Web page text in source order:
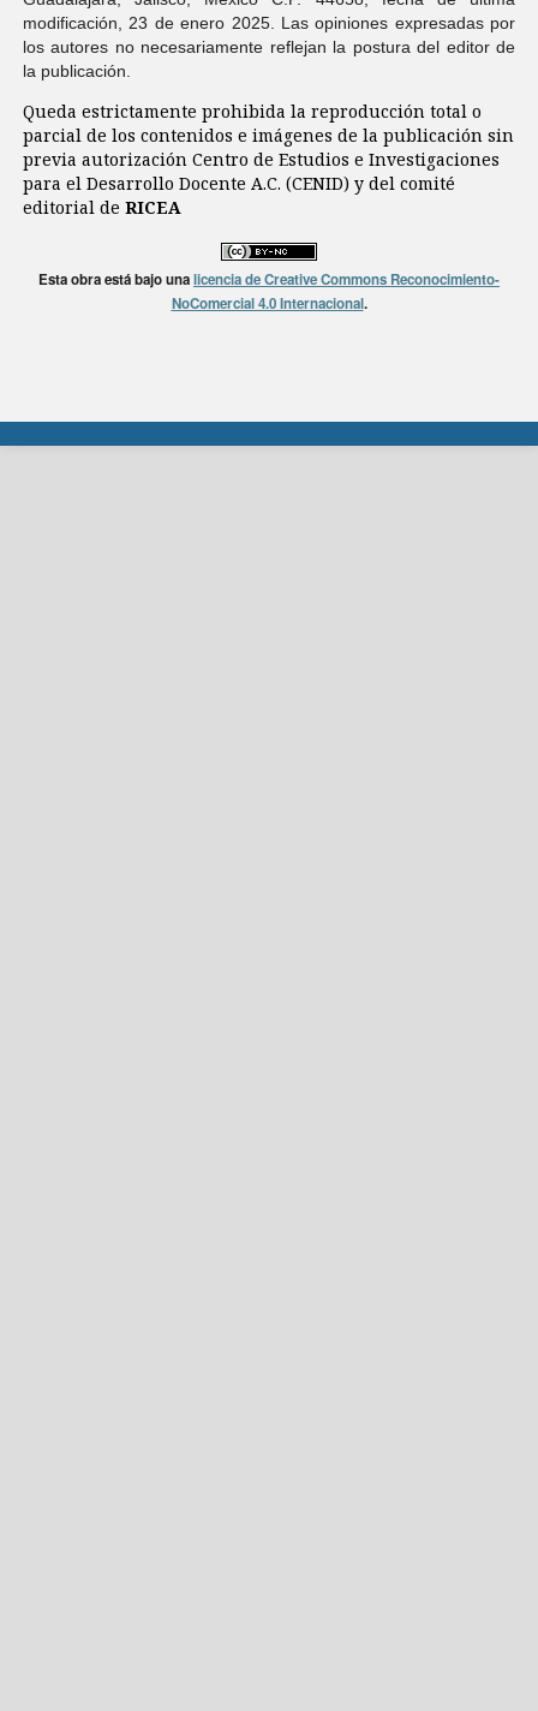
modificación, 23 de enero 2025. Las opiniones expresadas por
los autores no necesariamente reflejan la postura del editor de
la publicación.
Queda estrictamente prohibida la reproducción total o
parcial de los contenidos e imágenes de la publicación sin
previa autorización Centro de Estudios e Investigaciones
para el Desarrollo Docente A.C. (CENID) y del comité
editorial de RICEA
Esta obra está bajo unalicencia de Creative Commons Reconocimiento-
NoComercial 4.0 Internacional.